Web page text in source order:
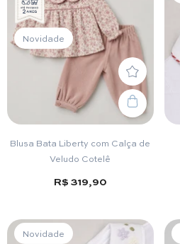
Novidade
Blusa Bata Liberty com Calça de
Veludo Cotelê
R$ 319,90
Novidade